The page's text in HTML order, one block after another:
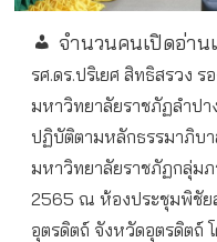
จำนวนคนเปิดอ่าน
รศ.ดร.ปริเยศ สิทธิสรวง
มหาวิทยาลัยราชภัฏลำปา
ปฏิบัติตามหลักธรรมาภิบ
มหาวิทยาลัยราชภัฏกลุ่ม
2565 ณ ห้องประชุมพิชัย
อุตรดิตถ์ จังหวัดอุตรดิตถ์